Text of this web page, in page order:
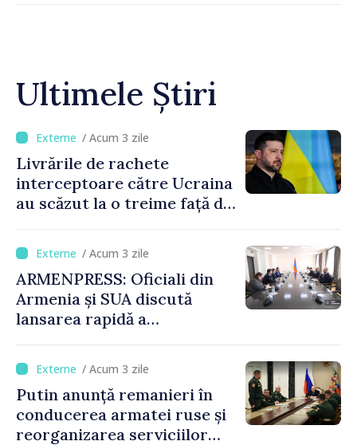
Ultimele Știri
/ Acum 3 zile
Livrările de rachete
interceptoare către Ucraina
au scăzut la o treime față de
/ Acum 3 zile
ARMENPRESS: Oficiali din
Armenia și SUA discută
lansarea rapidă a
/ Acum 3 zile
Putin anunță remanieri în
conducerea armatei ruse și
reorganizarea serviciilor